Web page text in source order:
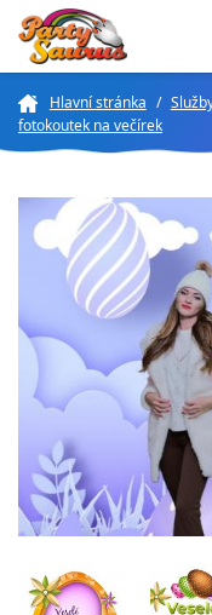
Hlavní stránka /
fotokoutek na večírek